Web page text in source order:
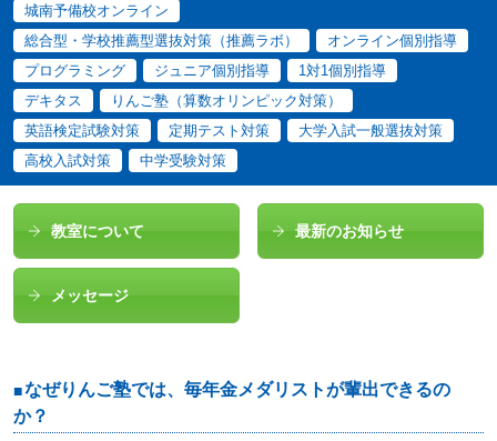
城南予備校オンライン
総合型・学校推薦型選抜対策（推薦ラボ）
オンライン個別指導
プログラミング
ジュニア個別指導
1対1個別指導
デキタス
りんご塾（算数オリンピック対策）
英語検定試験対策
定期テスト対策
大学入試一般選抜対策
高校入試対策
中学受験対策
教室について 最新のお知らせ
メッセージ
なぜりんご塾では、毎年金メダリストが輩出できるの
か？